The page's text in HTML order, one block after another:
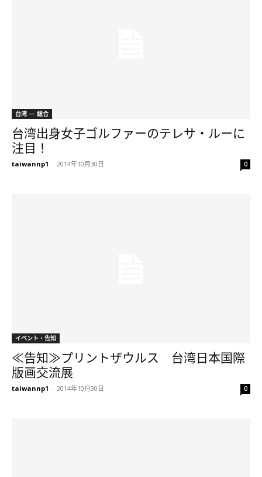
台湾 — 総合
台湾出身女子ゴルファーのテレサ・ルーに
注目！
taiwannp1 - 2014年10月30日 0
イベント・告知
≪告知≫プリントザウルス 台湾日本国際
版画交流展
taiwannp1 - 2014年10月30日 0